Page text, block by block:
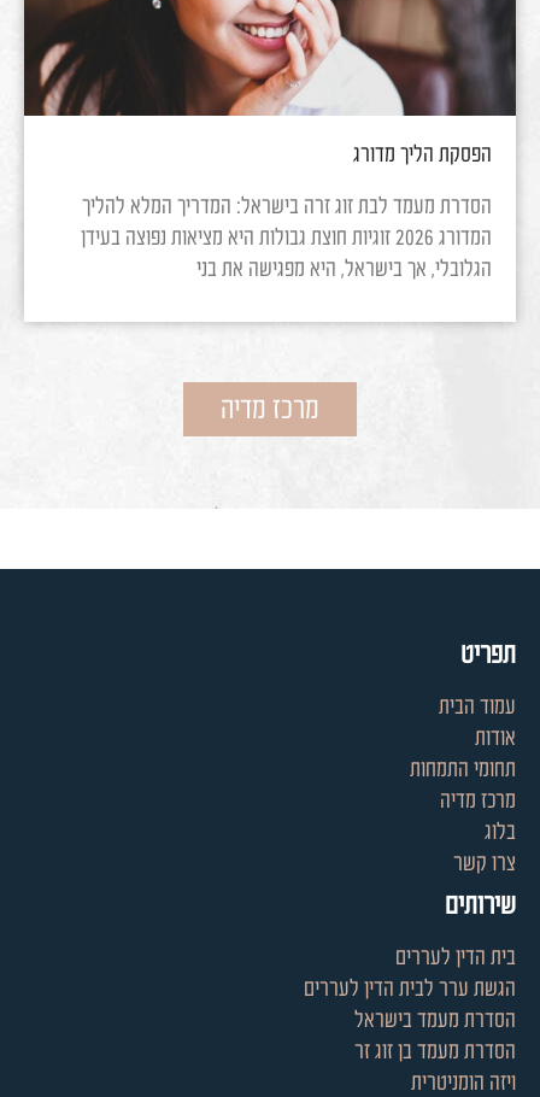
הפסקת הליך מדורג
הסדרת מעמד לבת זוג זרה בישראל: המדריך המלא להליך
המדורג 2026 זוגיות חוצת גבולות היא מציאות נפוצה בעידן
הגלובלי, אך בישראל, היא מפגישה את בני
מרכז מדיה
תפריט
עמוד הבית
אודות
תחומי התמחות
מרכז מדיה
בלוג
צרו קשר
שירותים
בית הדין לעררים
הגשת ערר לבית הדין לעררים
הסדרת מעמד בישראל
הסדרת מעמד בן זוג זר
ויזה הומניטרית